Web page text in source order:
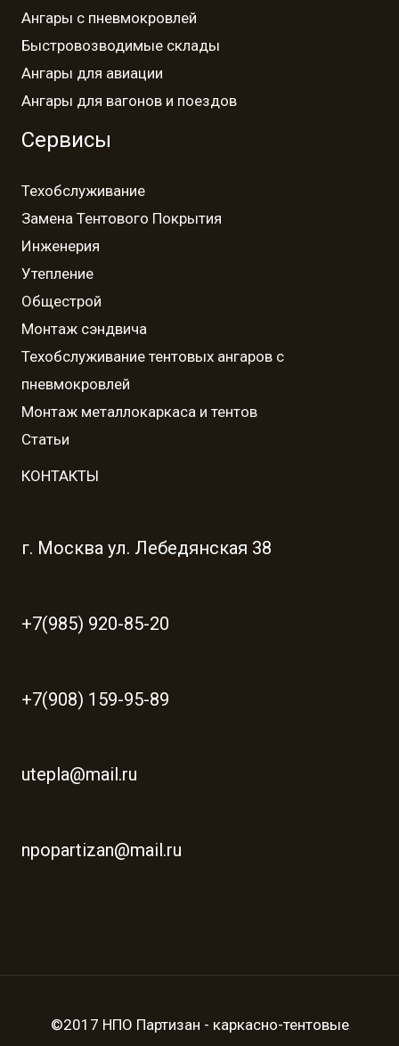
Ангары с пневмокровлей
Быстровозводимые склады
Ангары для авиации
Ангары для вагонов и поездов
Сервисы
Техобслуживание
Замена Тентового Покрытия
Инженерия
Утепление
Общестрой
Монтаж сэндвича
Техобслуживание тентовых ангаров с
пневмокровлей
Монтаж металлокаркаса и тентов
Статьи
КОНТАКТЫ
г. Москва ул. Лебедянская 38
+7(985) 920-85-20
+7(908) 159-95-89
utepla@mail.ru
npopartizan@mail.ru
©2017 НПО Партизан - каркасно-тентовые